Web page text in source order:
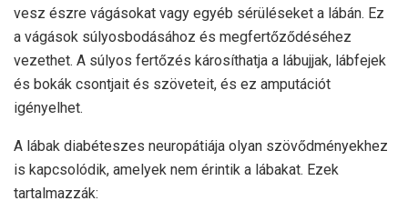
vesz észre vágásokat vagy egyéb sérüléseket a lábán. Ez
a vágások súlyosbodásához és megfertőződéséhez
vezethet. A súlyos fertőzés károsíthatja a lábujjak, lábfejek
és bokák csontjait és szöveteit, és ez amputációt
igényelhet.
A lábak diabéteszes neuropátiája olyan szövődményekhez
is kapcsolódik, amelyek nem érintik a lábakat. Ezek
tartalmazzák: